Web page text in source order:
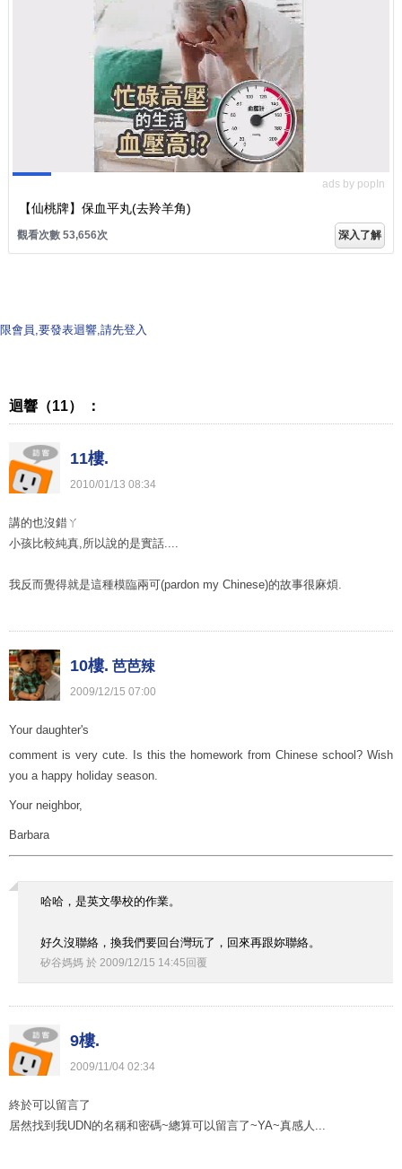
ads by popIn
【仙桃牌】保血平丸(去羚羊角)
觀看次數 53,656次 深入了解
限會員,要發表迴響,請先登入
迴響（11） ：
11樓.
2010/01 /13 08:34
講的也沒錯ㄚ
小孩比較純真,所以說的是實話....
我反而覺得就是這種模臨兩可(pardon my Chinese)的故事很麻煩.
10樓. 芭芭辣
2009/12/15 07:00
Your daughter's
comment is very cute. Is this the homework from Chinese school? Wish
you a happy holiday season.
Your neighbor,
Barbara
哈哈，是英文學校的作業。
好久沒聯絡，換我們要回台灣玩了，回來再跟妳聯絡。
矽谷媽媽 於 2009/12/15 14:45回覆
9樓.
2009/11 /04 02:34
終於可以留言了
居然找到我UDN的名稱和密碼~總算可以留言了~YA~真感人...